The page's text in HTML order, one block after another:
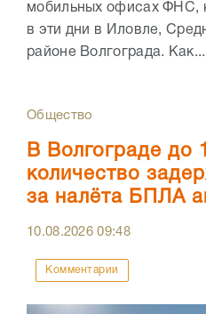
мобильных офисах ФНС,
в эти дни в Иловле,
районе Волгограда. Как...
Общество
В Волгограде до
количество
за налёта БПЛА
10.08.202609:48
Комментарии